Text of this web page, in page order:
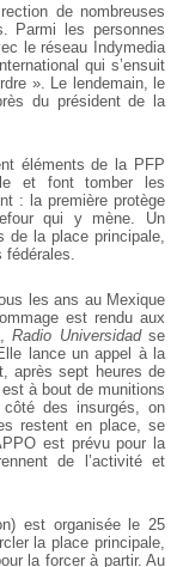
de nombreuses
Parmi les personnes
le réseau Indymedia
qui s’ensuit
». Le lendemain, le
du président de la
éléments de la PFP
et font tomber les
: la première protège
qui y mène. Un
de la place principale,
les ans au Mexique
est rendu aux
Radio Universidadse
lance un appel à la
après sept heures de
est à bout de munitions
côté des insurgés, on
restenten place, se
est prévu pour la
de l’activité et
est organisée le 25
la place principale,
la forcer à partir. Au